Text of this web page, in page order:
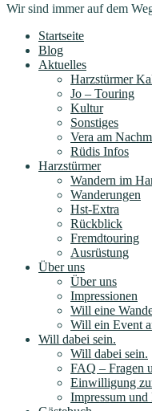
Wir sind immer auf dem
Startseite
Blog
Aktuelles
Harzstürmer
Jo – Touring
Kultur
Sonstiges
Vera am
Rüdis Infos
Harzstürmer
Wandern im
Wanderungen
Hst-Extra
Rückblick
Fremdtouring
Ausrüstung
Über uns
Über uns
Impressionen
Will eine
Will ein Event
Will dabei sein.
Will dabei sein.
FAQ – Fragen
Einwilligung
Impressum